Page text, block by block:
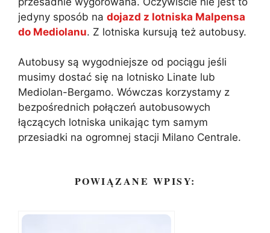
jedyny sposób na dojazd z lotniska Malpensa
do Mediolanu. Z lotniska kursują też autobusy.
Autobusy są wygodniejsze od pociągu jeśli
musimy dostać się na lotnisko Linate lub
Mediolan-Bergamo. Wówczas korzystamy z
bezpośrednich połączeń autobusowych
łączących lotniska unikając tym samym
przesiadki na ogromnej stacji Milano Centrale.
POWIĄZANE WPISY: